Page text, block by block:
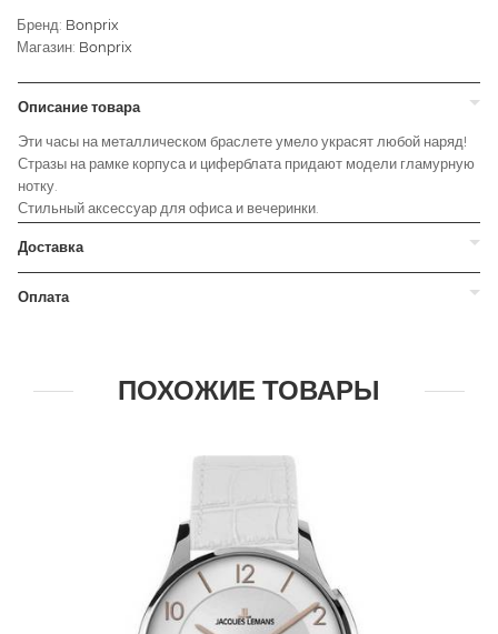
Бренд: Bonprix
Магазин: Bonprix
Описание товара
Эти часы на металлическом браслете умело украсят любой наряд!
Стразы на рамке корпуса и циферблата придают модели гламурную
нотку.
Стильный аксессуар для офиса и вечеринки.
Доставка
Оплата
ПОХОЖИЕ ТОВАРЫ